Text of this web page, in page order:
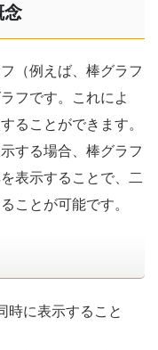
念
（例えば、棒グラフ
フです。これによ
ることができます。
する場合、棒グラフ
表示することで、二
ことが可能です。
時に表示すること